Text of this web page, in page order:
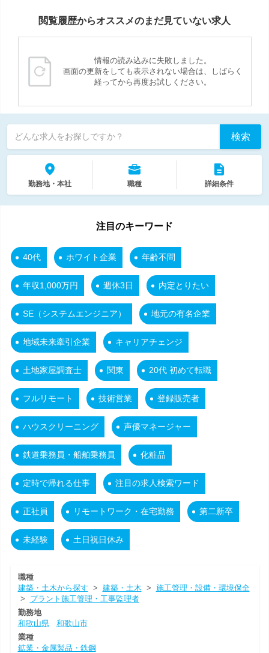
閲覧履歴からオススメのまだ見ていない求人
情報の読み込みに失敗しました。
画面の更新をしても表示されない場合は、しばらく
経ってから再度お試しください。
どんな求人をお探しですか？ 検索
勤務地・本社 職種 詳細条件
注目のキーワード
40代 ホワイト企業 年齢不問
年収1,000万円 週休3日 内定とりたい
SE（システムエンジニア） 地元の有名企業
地域未来牽引企業 キャリアチェンジ
土地家屋調査士 関東 20代 初めて転職
フルリモート 技術営業 登録販売者
ハウスクリーニング 声優マネージャー
鉄道乗務員・船舶乗務員 化粧品
定時で帰れる仕事 注目の求人検索ワード
正社員 リモートワーク・在宅勤務 第二新卒
未経験 土日祝日休み
職種
建築・土木から探す > 建築・土木 > 施工管理・設備・環境保全
> プラント施工管理・工事監理者
勤務地
和歌山県
和歌山市
業種
鉱業・金属製品・鉄鋼